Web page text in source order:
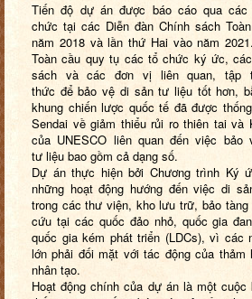
Tiến độ dự án được báo cáo qua
chức tại các Diễn đàn Chính sách
năm 2018 và lần thứ Hai vào năm
Toàn cầu quy tụ các tổ chức ký ức,
sách và các đơn vị liên quan, tập
thức để bảo vệ di sản tư liệu tốt hơn,
khung chiến lược quốc tế đã được
Sendai về giảm thiểu rủi ro thiên tai và
của UNESCO liên quan đến việc
tư liệu bao gồm cả dạng số.
Dự án thực hiện bởi Chương trình Ký
những hoạt động hướng đến việc di
trong các thư viện, kho lưu trữ, bảo
cứu tại các quốc đảo nhỏ, quốc gia
quốc gia kém phát triển (LDCs), vì các
lớn phải đối mặt với tác động của thảm
nhân tạo.
Hoạt động chính của dự án là một